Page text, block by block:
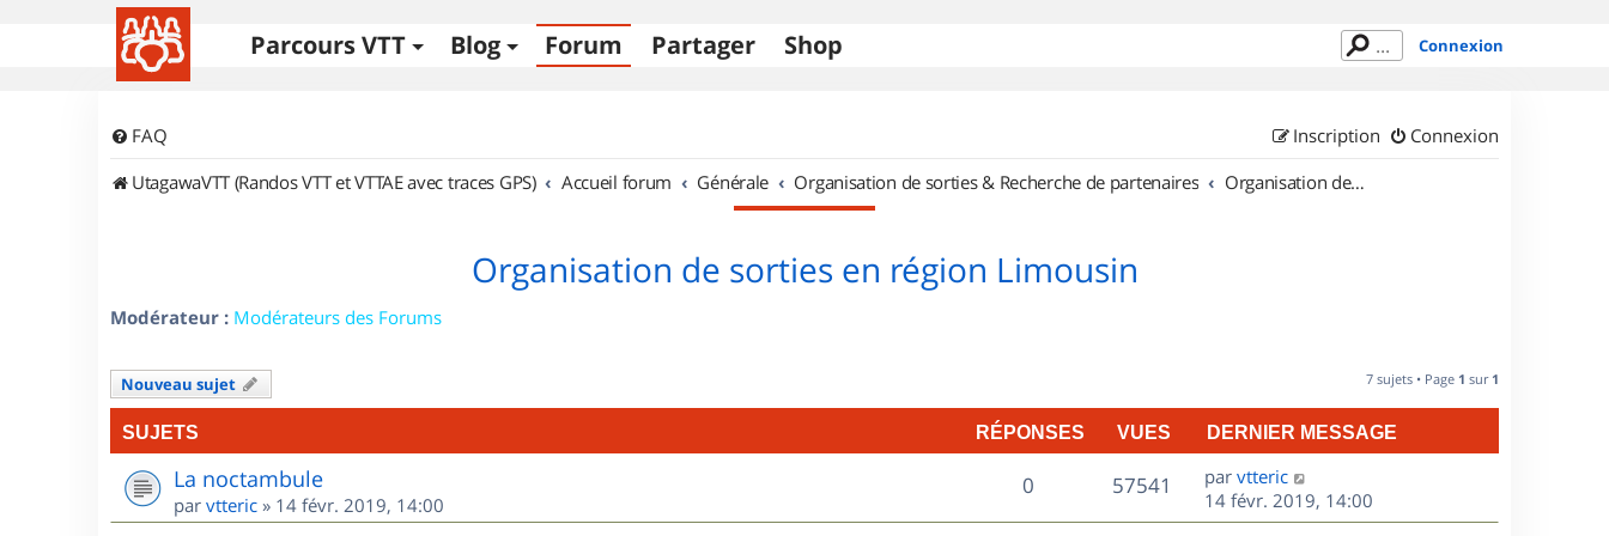
Parcours VTT Blog Forum Partager Shop Connexion
FAQ Connexion
Inscription
UtagawaVTT (Randos VTT et VTTAE avec traces GPS)
Accueil forum Générale Organisation de sorties & Recherche de partenaires Organisation de sorties en région Limousin
Organisation de sorties en région Limousin
Modérateur : Modérateurs des Forums
Nouveau sujet 7 sujets • Page 1 sur 1
SUJETS RÉPONSES VUES DERNIER MESSAGE
La noctambule
par vtteric » 14 févr. 2019, 14:00
0R
é
57541
u
D
e
r
par vtteric
14 févr. 2019, 14:00